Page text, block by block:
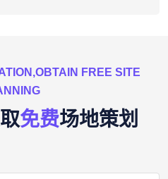
FREE SITE
免费场地策划